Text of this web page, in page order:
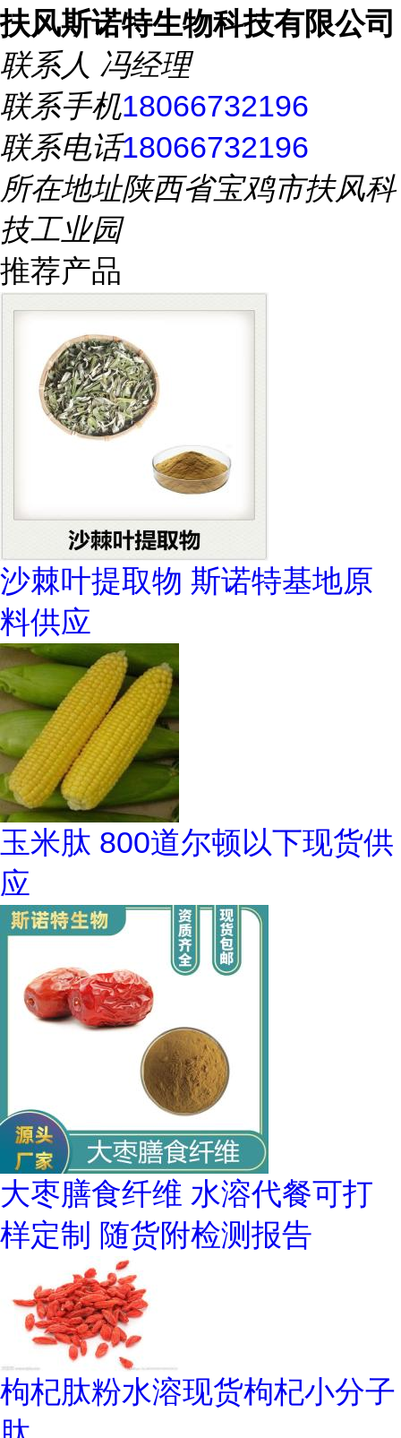
扶风斯诺特生物科技有限公司
联系人 冯经理
联系手机18066732196
联系电话18066732196
所在地址陕西省宝鸡市扶风科
技工业园
推荐产品
沙棘叶提取物 斯诺特基地原
料供应
玉米肽 800道尔顿以下现货供
应
大枣膳食纤维 水溶代餐可打
样定制 随货附检测报告
枸杞肽粉水溶现货枸杞小分子